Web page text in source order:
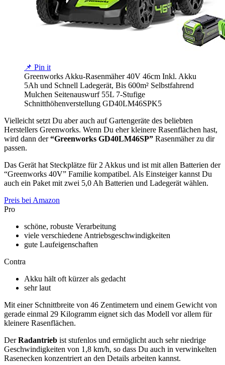
📌 Pin it
Greenworks Akku-Rasenmäher 40V 46cm Inkl. Akku
5Ah und Schnell Ladegerät, Bis 600m² Selbstfahrend
Mulchen Seitenauswurf 55L 7-Stufige
Schnitthöhenverstellung GD40LM46SPK5
Vielleicht setzt Du aber auch auf Gartengeräte des beliebten
Herstellers Greenworks. Wenn Du eher kleinere Rasenflächen hast,
wird dann der“Greenworks GD40LM46SP” Rasenmäher zu dir
passen.
Das Gerät hat Steckplätze für 2 Akkus und ist mit allen Batterien der
“Greenworks 40V” Familie kompatibel. Als Einsteiger kannst Du
auch ein Paket mit zwei 5,0 Ah Batterien und Ladegerät wählen.
Preis bei Amazon
Pro
schöne, robuste Verarbeitung
viele verschiedene Antriebsgeschwindigkeiten
gute Laufeigenschaften
Contra
Akku hält oft kürzer als gedacht
sehr laut
Mit einer Schnittbreite von 46 Zentimetern und einem Gewicht von
gerade einmal 29 Kilogramm eignet sich das Modell vor allem für
kleinere Rasenflächen.
DerRadantrieb ist stufenlos und ermöglicht auch sehr niedrige
Geschwindigkeiten von 1,8 km/h, so dass Du auch in verwinkelten
Rasenecken konzentriert an den Details arbeiten kannst.